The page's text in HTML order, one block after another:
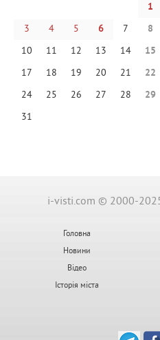
1
3
4 5 6 7 8
10
11 12 13 14 15
17
18 19 20 21 22
24
25 26 27 28 29
31
i-visti.com © 2000-
Головна
Новини
Відео
Історія міста